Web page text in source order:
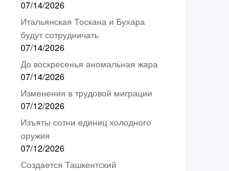
07/14/2026
Итальянская Тоскана и Бухара
будут сотрудничать
07/14/2026
До воскресенья аномальная жара
07/14/2026
Изменения в трудовой миграции
07/12/2026
Изъяты сотни единиц холодного
оружия
07/12/2026
Создается Ташкентский